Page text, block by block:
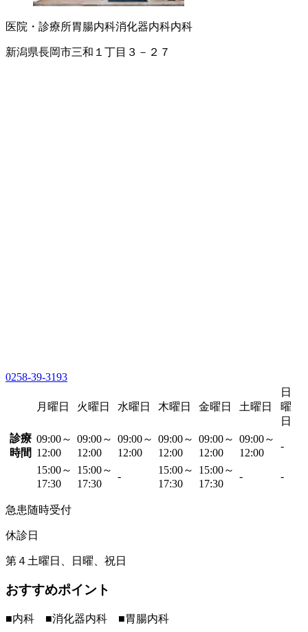
医院・診療所胃腸内科消化器内科内科
新潟県長岡市三和１丁目３－２７
0258-39-3193
月曜日 火曜日 水曜日 木曜日 金曜日 土曜日
日
曜
日
診療
時間
09:00～
12:00
09:00～
12:00
09:00～
12:00
09:00～
12:00
09:00～
12:00
09:00～
12:00
-
15:00～
17:30
15:00～
17:30
-
15:00～
17:30
15:00～
17:30
- -
急患随時受付
休診日
第４土曜日、日曜、祝日
おすすめポイント
■内科 ■消化器内科 ■胃腸内科